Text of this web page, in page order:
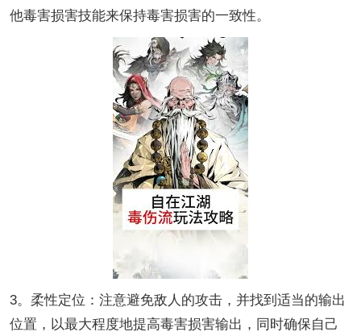
他毒害损害技能来保持毒害损害的一致性。
3。柔性定位：注意避免敌人的攻击，并找到适当的输出
位置，以最大程度地提高毒害损害输出，同时确保自己